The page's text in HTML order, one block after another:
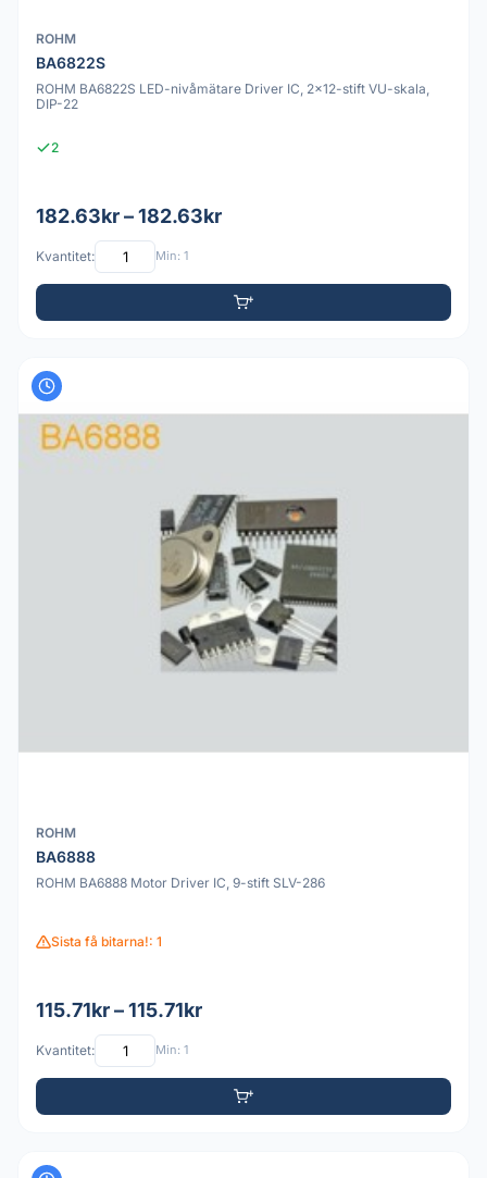
ROHM
BA6822S
ROHM BA6822S LED-nivåmätare Driver IC, 2x12-stift VU-skala,
DIP-22
2
182.63kr – 182.63kr
Kvantitet: Min: 1
ROHM
BA6888
ROHM BA6888 Motor Driver IC, 9-stift SLV-286
Sista få bitarna!: 1
115.71kr – 115.71kr
Kvantitet: Min: 1